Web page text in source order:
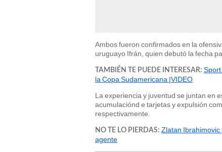
Ambos fueron confirmados en la
uruguayo Ifrán, quien debutó la fecha
TAMBIÉN TE PUEDE INTERESAR:
la Copa Sudamericana |VIDEO
La experiencia y juventud se juntan en
acumulaciónd e tarjetas y expulsión
respectivamente.
NO TE LO PIERDAS: Zlatan Ibrahimovic
agente​​​​​​​